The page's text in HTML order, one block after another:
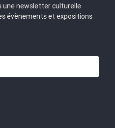
une newsletter culturelle
évènements et expositions